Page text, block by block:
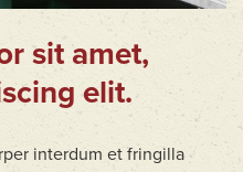
sit amet,
elit.
interdum et fringilla